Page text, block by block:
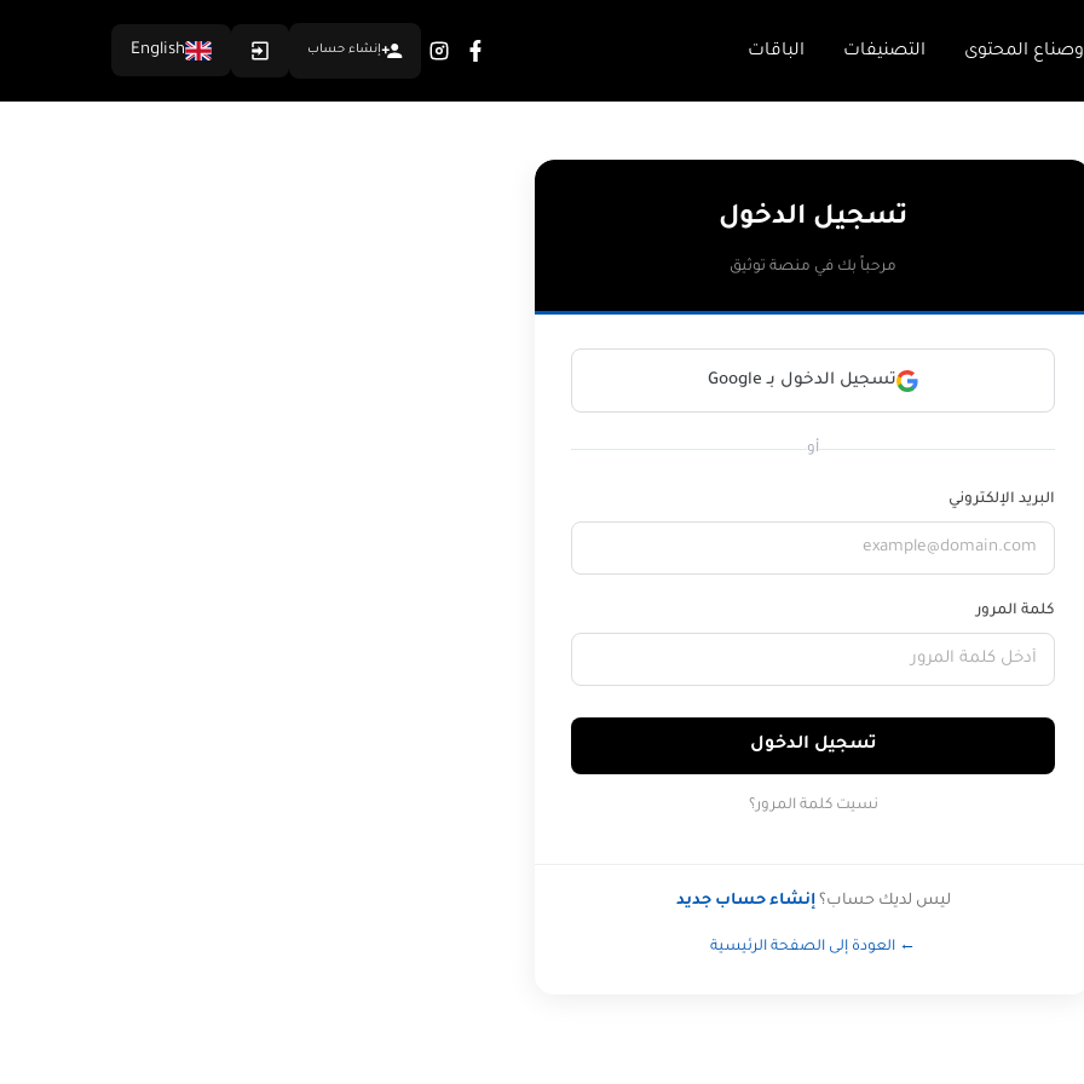
المحتوى التصنيفات الباقات إنشاء حساب English
تسجيل الدخول
مرحباً بك في منصة توثيق
تسجيل الدخول بـ Google
أو
البريد الإلكتروني
كلمة المرور
تسجيل الدخول
نسيت كلمة المرور؟
ليس لديك حساب؟إنشاء حساب جديد
← العودة إلى الصفحة الرئيسية